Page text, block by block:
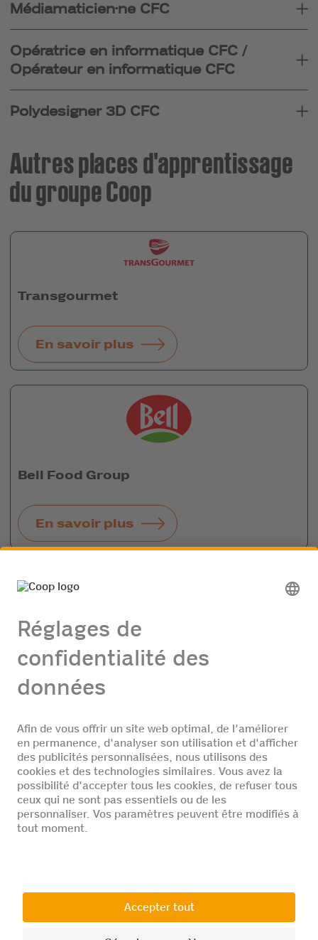
Médiamaticien·ne CFC
Opératrice en informatique CFC /
Opérateur en informatique CFC
Polydesigner 3D CFC
Autres places d'apprentissage
du groupe Coop
Transgourmet
En savoir plus
Bell Food Group
En savoir plus
Coop Vitality Apotheke
Mentions légales